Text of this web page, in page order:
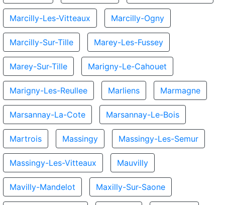
Marcilly-Les-Vitteaux Marcilly-Ogny
Marcilly-Sur-Tille Marey-Les-Fussey
Marey-Sur-Tille Marigny-Le-Cahouet
Marigny-Les-Reullee Marliens Marmagne
Marsannay-La-Cote Marsannay-Le-Bois
Martrois Massingy Massingy-Les-Semur
Massingy-Les-Vitteaux Mauvilly
Mavilly-Mandelot Maxilly-Sur-Saone